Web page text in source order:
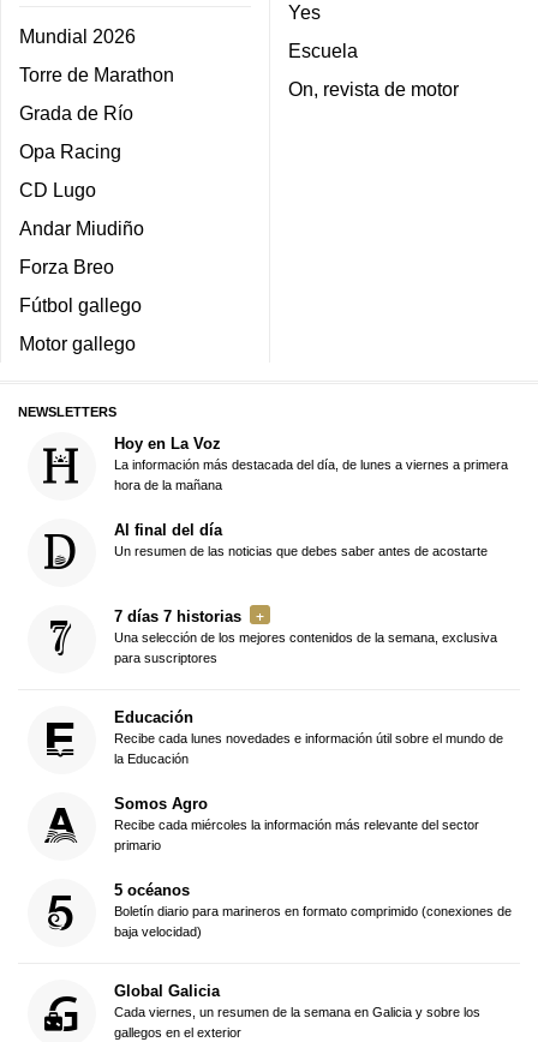
Mundial 2026
Torre de Marathon
Grada de Río
Opa Racing
CD Lugo
Andar Miudiño
Forza Breo
Fútbol gallego
Motor gallego
Yes
Escuela
On, revista de motor
NEWSLETTERS
Hoy en La Voz
La información más destacada del día, de lunes a viernes a primera
hora de la mañana
Al final del día
Un resumen de las noticias que debes saber antes de acostarte
7 días 7 historias
Una selección de los mejores contenidos de la semana, exclusiva
para suscriptores
Educación
Recibe cada lunes novedades e información útil sobre el mundo de
la Educación
Somos Agro
Recibe cada miércoles la información más relevante del sector
primario
5 océanos
Boletín diario para marineros en formato comprimido (conexiones de
baja velocidad)
Global Galicia
Cada viernes, un resumen de la semana en Galicia y sobre los
gallegos en el exterior